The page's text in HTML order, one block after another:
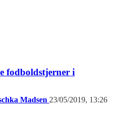
fodboldstjerner i
Madsen 23/05/2019, 13:26